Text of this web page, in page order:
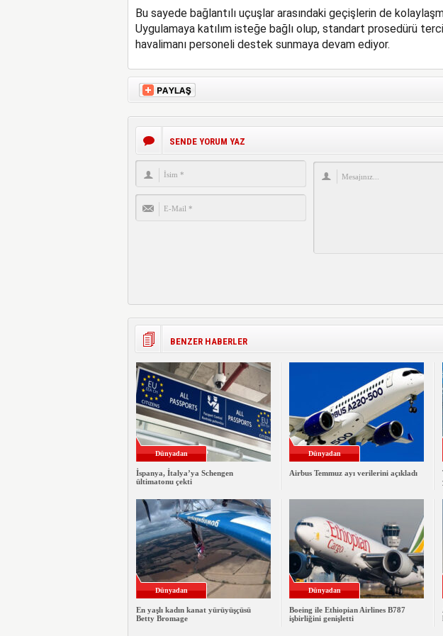
Bu sayede bağlantılı uçuşlar arasındaki geçişlerin de
Uygulamaya katılım isteğe bağlı olup, standart prosedürü
havalimanı personeli destek sunmaya devam ediyor.
SENDE YORUM YAZ
BENZER HABERLER
Dünyadan
İspanya, İtalya’ya Schengen
ültimatonu çekti
Dünyadan
Airbus Temmuz ayı verilerini açıkladı
Dünyadan
En yaşlı kadın kanat yürüyüşçüsü
Betty Bromage
Dünyadan
Boeing ile Ethiopian Airlines B787
işbirliğini genişletti